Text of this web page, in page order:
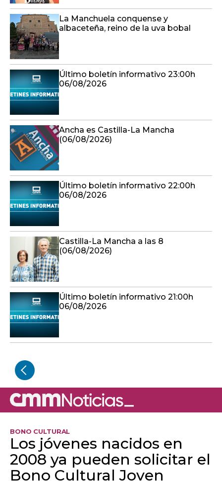
La Manchuela conquense y
albaceteña, reino de la uva bobal
Último boletín informativo 23:00h
06/08/2026
Ancha es Castilla-La Mancha
(06/08/2026)
Último boletín informativo 22:00h
06/08/2026
Castilla-La Mancha a las 8
(06/08/2026)
Último boletín informativo 21:00h
06/08/2026
BONO CULTURAL
Los jóvenes nacidos en
2008 ya pueden solicitar el
Bono Cultural Joven